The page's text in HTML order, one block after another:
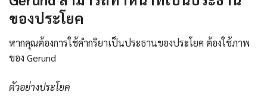
ของประโยค
หากคุณต้องการใช้คำกริยาเป็นประธานของประโยค ต้องใช้ภาพ
ของ Gerund
ตัวอย่างประโยค